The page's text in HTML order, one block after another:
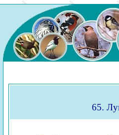
65.